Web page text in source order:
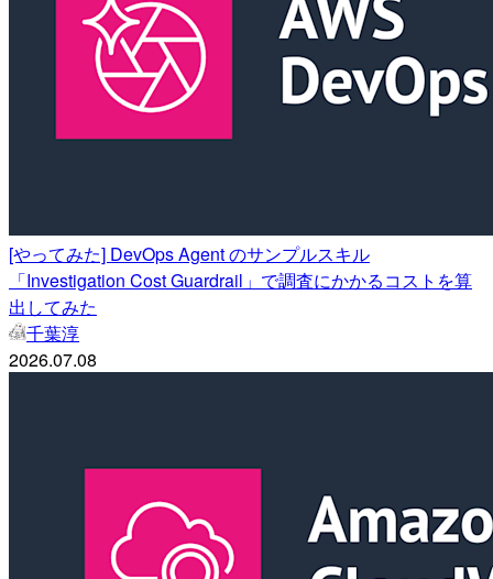
[やってみた] DevOps Agent のサンプルスキル
「Investigation Cost Guardrail」で調査にかかるコストを算
出してみた
千葉淳
2026.07.08